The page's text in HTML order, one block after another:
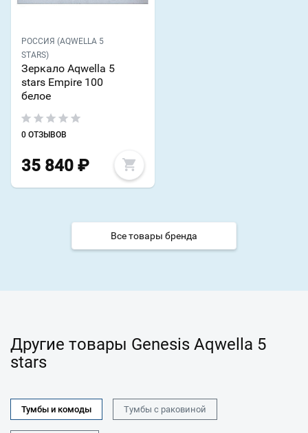
РОССИЯ (AQWELLA 5
STARS)
Зеркало Aqwella 5
stars Empire 100
белое
0 ОТЗЫВОВ
35 840 ₽
Все товары бренда
Другие товары Genesis Aqwella 5
stars
Тумбы и комоды Тумбы с раковиной